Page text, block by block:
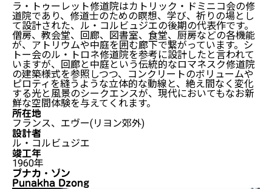
ラ・トゥーレット修道院はカトリック・ドミニコ会の修
道院であり、修道士のための瞑想、学び、祈りの場とし
て設計された、ル・コルビュジエの後期の代表作です。
僧房、教会堂、回廊、図書室、食堂、厨房などの各機能
が、アトリウムや中庭を囲む廊下で繋がっています。シ
トー会のル・トロネ修道院を参考に設計したと言われて
いますが、回廊と中庭という伝統的なロマネスク修道院
の建築様式を参照しつつ、コンクリートのボリュームや
ピロティを縫うような立体的な動線と、絶え間なく変化
する光と風景のシークエンスが、現代においてもなお新
鮮な空間体験を与えてくれます。
所在地
フランス、エヴー(リヨン郊外)
設計者
ル・コルビュジエ
竣工年
1960年
プナカ・ゾン
Punakha Dzong